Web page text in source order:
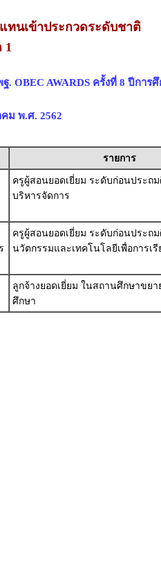
ทนเข้าประกวดระดับชาติ
1
. OBEC AWARDS ครั้งที่ 8 ปีการ
ม พ.ศ. 2562
รายการ
ครูผู้สอนยอดเยี่ยม ระดับก่อนประถ
บริหารจัดการ
ครูผู้สอนยอดเยี่ยม ระดับก่อนประถ
นวัตกรรมและเทคโนโลยีเพื่อการเ
ลูกจ้างยอดเยี่ยม ในสถานศึกษาขยา
ศึกษา